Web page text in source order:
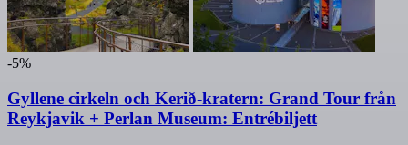
-5%
Gyllene cirkeln och Kerið-kratern: Grand Tour från
Reykjavik + Perlan Museum: Entrébiljett